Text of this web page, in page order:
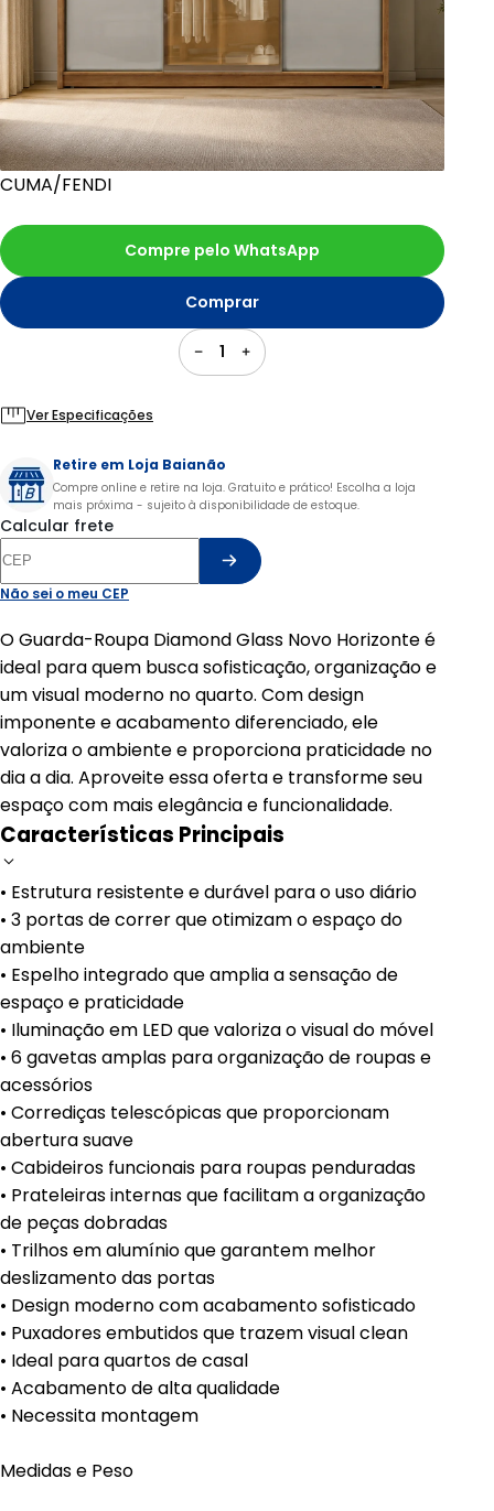
CUMA/FENDI
1
Comprar
Compre pelo WhatsApp
Ver Especificações
Retire em Loja Baianão
Compre online e retire na loja. Gratuito e prático! Escolha a loja
mais próxima - sujeito à disponibilidade de estoque.
Calcular frete
Não sei o meu CEP
O Guarda-Roupa Diamond Glass Novo Horizonte é
ideal para quem busca sofisticação, organização e
um visual moderno no quarto. Com design
imponente e acabamento diferenciado, ele
valoriza o ambiente e proporciona praticidade no
dia a dia. Aproveite essa oferta e transforme seu
espaço com mais elegância e funcionalidade.
Características Principais
• Estrutura resistente e durável para o uso diário
• 3 portas de correr que otimizam o espaço do
ambiente
• Espelho integrado que amplia a sensação de
espaço e praticidade
• Iluminação em LED que valoriza o visual do móvel
• 6 gavetas amplas para organização de roupas e
acessórios
• Corrediças telescópicas que proporcionam
abertura suave
• Cabideiros funcionais para roupas penduradas
• Prateleiras internas que facilitam a organização
de peças dobradas
• Trilhos em alumínio que garantem melhor
deslizamento das portas
• Design moderno com acabamento sofisticado
• Puxadores embutidos que trazem visual clean
• Ideal para quartos de casal
• Acabamento de alta qualidade
• Necessita montagem
Medidas e Peso